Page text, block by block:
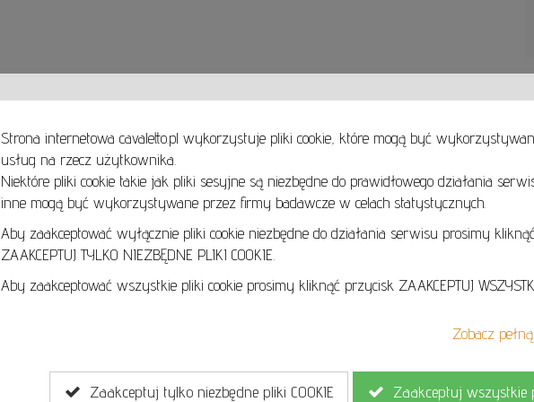
Strona internetowa cavaletto.pl wykorzystuje pliki cookie, które mogą być
usług na rzecz użytkownika.
Niektóre pliki cookie takie jak pliki sesyjne są niezbędne do prawidłowego działania
inne mogą być wykorzystywane przez firmy badawcze w celach statystycznych.
Aby zaakceptować wyłącznie pliki cookie niezbędne do działania serwisu prosimy
ZAAKCEPTUJ TYLKO NIEZBĘDNE PLIKI COOKIE.
Aby zaakceptować wszystkie pliki cookie prosimy kliknąć przycisk ZAAKCEPTUJ
Zobacz
Zaakceptuj tylko niezbędne pliki COOKIE Zaakceptuj wszystkie
SPOSOBY PŁATNOŚCI
SPOSOBY DOSTAWY
ZWROTY I REKLAMACJE
REGULAMIN AUKCJI
Zobacz, zakochaj się i wybierz obrazy na ścianę Twojego domu i biura już dziś!
Obrazy olejne oraz akrylowe, akwarele, pastele, grafiki, rzeźby ceramiczne, metalowe i
Znajdziesz u Nas wszystkie style i techniki malarskie. Realizm, Ekspresjonizm, Surrealizm,
Magiczny a może sztuka współczesna, która często łączy wszystkie style?
Zapraszamy online oraz do galerii stacjonarnej:
Art Gallery Cavaletto
Obrońcow Pokoju 3